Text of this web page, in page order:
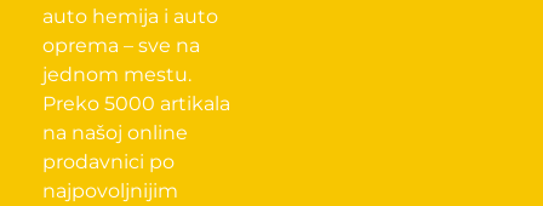
auto hemija i auto
oprema – sve na
jednom mestu.
Preko 5000 artikala
na našoj online
prodavnici po
najpovoljnijim